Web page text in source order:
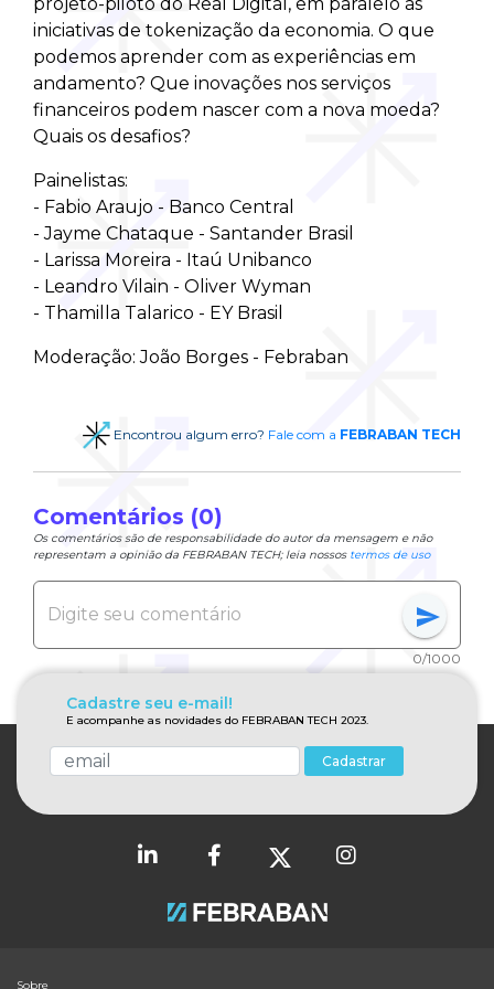
iniciativas de tokenização da economia. O que
podemos aprender com as experiências em
andamento? Que inovações nos serviços
financeiros podem nascer com a nova moeda?
Quais os desafios?
Painelistas:
- Fabio Araujo - Banco Central
- Jayme Chataque - Santander Brasil
- Larissa Moreira - Itaú Unibanco
- Leandro Vilain - Oliver Wyman
- Thamilla Talarico - EY Brasil
Moderação: João Borges - Febraban
Encontrou algum erro? Fale com a FEBRABAN TECH
Comentários (0)
Os comentários são de responsabilidade do autor da mensagem e não
representam a opinião da FEBRABAN TECH; leia nossos termos de uso
send
0/1000
Cadastre seu e-mail!
E acompanhe as novidades do FEBRABAN TECH 2023.
Cadastrar
Sobre